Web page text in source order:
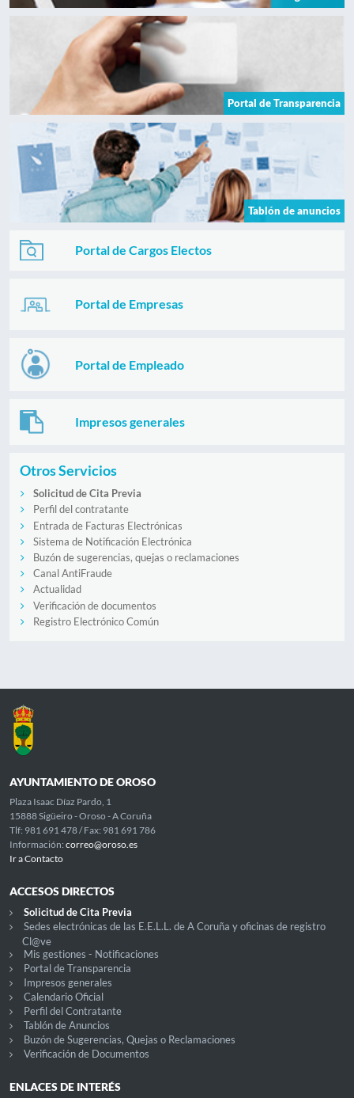
Portal de Transparencia
Tablón de anuncios
Portal de Cargos Electos
Portal de Empresas
Portal de Empleado
Impresos generales
Otros Servicios
Solicitud de Cita Previa
Perfil del contratante
Entrada de Facturas Electrónicas
Sistema de Notificación Electrónica
Buzón de sugerencias, quejas o reclamaciones
Canal AntiFraude
Actualidad
Verificación de documentos
Registro Electrónico Común
AYUNTAMIENTO DE OROSO
Plaza Isaac Díaz Pardo, 1
15888 Sigüeiro - Oroso - A Coruña
Tlf: 981 691 478 / Fax: 981 691 786
Información: correo@oroso.es
Ir a Contacto
ACCESOS DIRECTOS
Solicitud de Cita Previa
Sedes electrónicas de las E.E.L.L. de A Coruña y oficinas de registro
Cl@ve
Mis gestiones - Notificaciones
Portal de Transparencia
Impresos generales
Calendario Oficial
Perfil del Contratante
Tablón de Anuncios
Buzón de Sugerencias, Quejas o Reclamaciones
Verificación de Documentos
ENLACES DE INTERÉS